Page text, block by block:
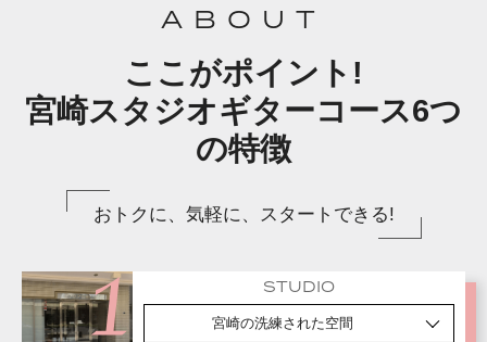
ABOUT
ここがポイント!
宮崎スタジオギターコース6つ
の特徴
おトクに、気軽に、スタートできる!
STUDIO
宮崎の洗練された空間